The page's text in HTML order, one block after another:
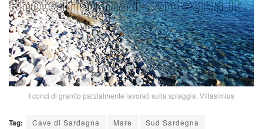
I conci di granito parzialmente lavorati sulla spiaggia. Villasimius
Tag: Cave di Sardegna Mare
Sud Sardegna